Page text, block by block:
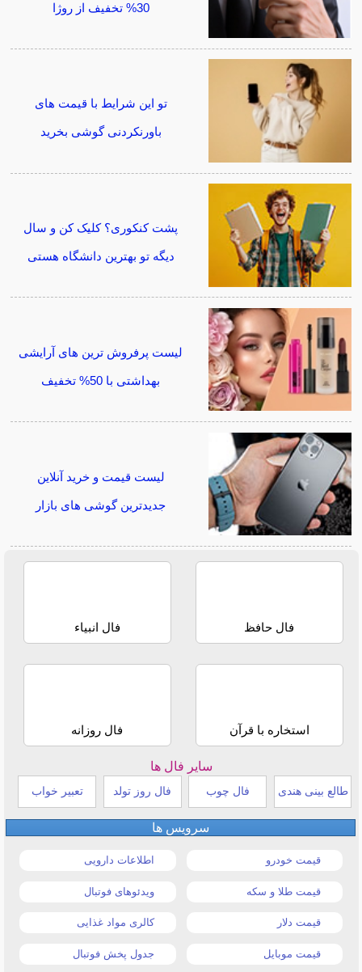
30% تخفیف از روژا
تو این شرایط با قیمت های
باورنکردنی گوشی بخرید
پشت کنکوری؟ کلیک کن و سال
دیگه تو بهترین دانشگاه هستی
لیست پرفروش ترین های آرایشی
بهداشتی با 50% تخفیف
لیست قیمت و خرید آنلاین
جدیدترین گوشی های بازار
فال حافظ فال انبیاء
استخاره با قرآن فال روزانه
سایر فال ها
طالع بینی هندی فال چوب فال روز تولد تعبیر خواب
سرویس ها
قیمت خودرو اطلاعات دارویی
قیمت طلا و سکه ویدئوهای فوتبال
قیمت دلار کالری مواد غذایی
قیمت موبایل جدول پخش فوتبال